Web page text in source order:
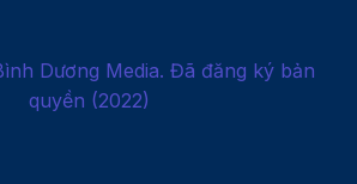
Dương Media. Đã đăng ký bản
quyền (2022)